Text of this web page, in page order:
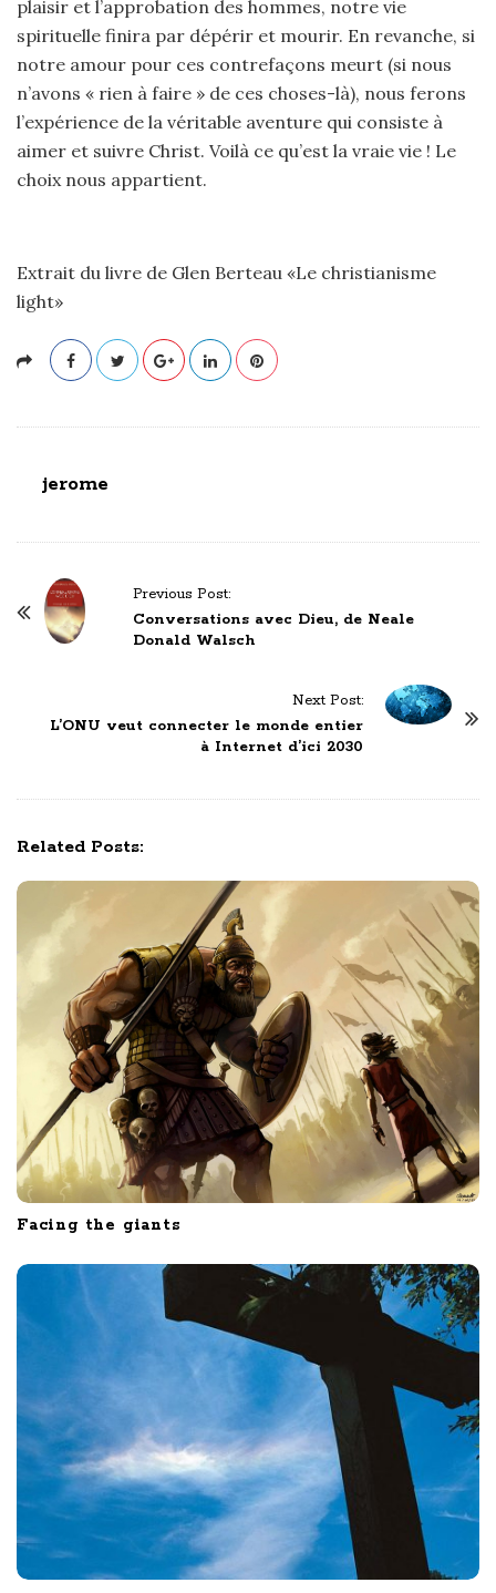
plaisir et l’approbation des hommes, notre vie
spirituelle finira par dépérir et mourir. En revanche, si
notre amour pour ces contrefaçons meurt (si nous
n’avons « rien à faire » de ces choses-là), nous ferons
l’expérience de la véritable aventure qui consiste à
aimer et suivre Christ. Voilà ce qu’est la vraie vie ! Le
choix nous appartient.
Extrait du livre de Glen Berteau «Le christianisme
light»
jerome
Previous Post:
Conversations avec Dieu, de Neale
Donald Walsch
Next Post:
L’ONU veut connecter le monde entier
à Internet d’ici 2030
Related Posts:
Facing the giants